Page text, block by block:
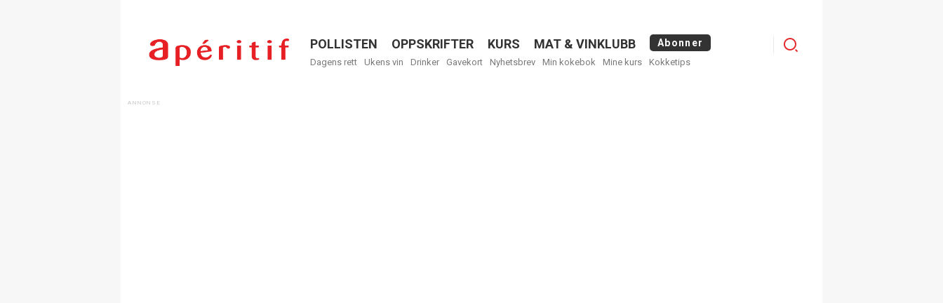
Menu
POLLISTEN OPPSKRIFTER KURS MAT & VINKLUBB Abonner
Dagens rett Ukens vin Drinker Gavekort Nyhetsbrev Min kokebok Mine kurs Kokketips
Menu